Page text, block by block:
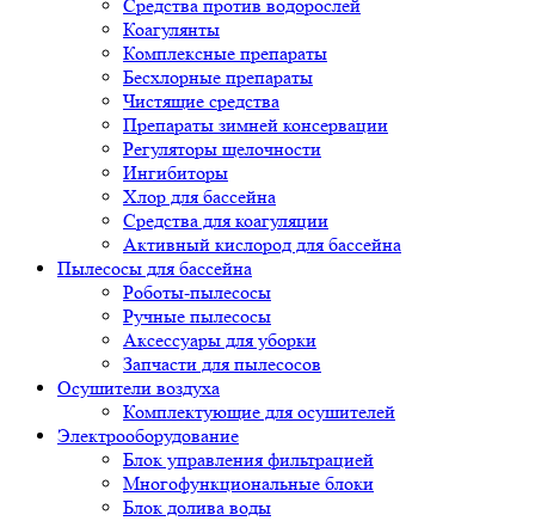
Средства против водорослей
Коагулянты
Комплексные препараты
Бесхлорные препараты
Чистящие средства
Препараты зимней консервации
Регуляторы щелочности
Ингибиторы
Хлор для бассейна
Средства для коагуляции
Активный кислород для бассейна
Пылесосы для бассейна
Роботы-пылесосы
Ручные пылесосы
Аксессуары для уборки
Запчасти для пылесосов
Осушители воздуха
Комплектующие для осушителей
Электрооборудование
Блок управления фильтрацией
Многофункциональные блоки
Блок долива воды